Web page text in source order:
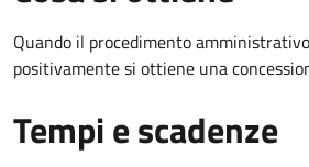
Quando il procedimento
positivamente si ottiene una
Tempi e scadenze